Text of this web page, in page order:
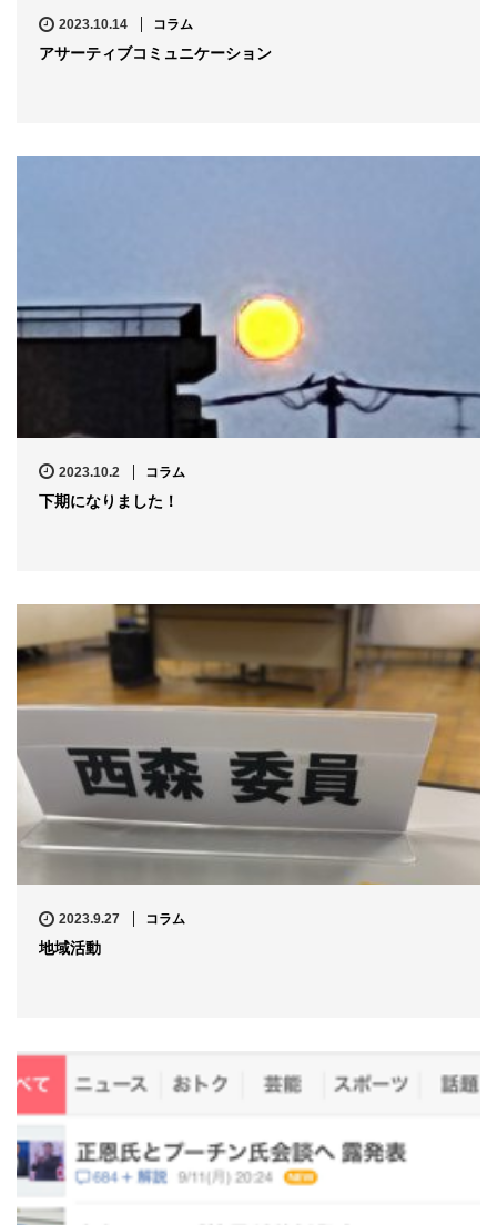
2023.10.14 コラム
アサーティブコミュニケーション
2023.10.2 コラム
下期になりました！
2023.9.27 コラム
地域活動